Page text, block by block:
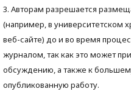
3. Авторам разрешается
(например, в университетском
веб-сайте) до и во время
журналом, так как это может
обсуждению, а также к
опубликованную работу.